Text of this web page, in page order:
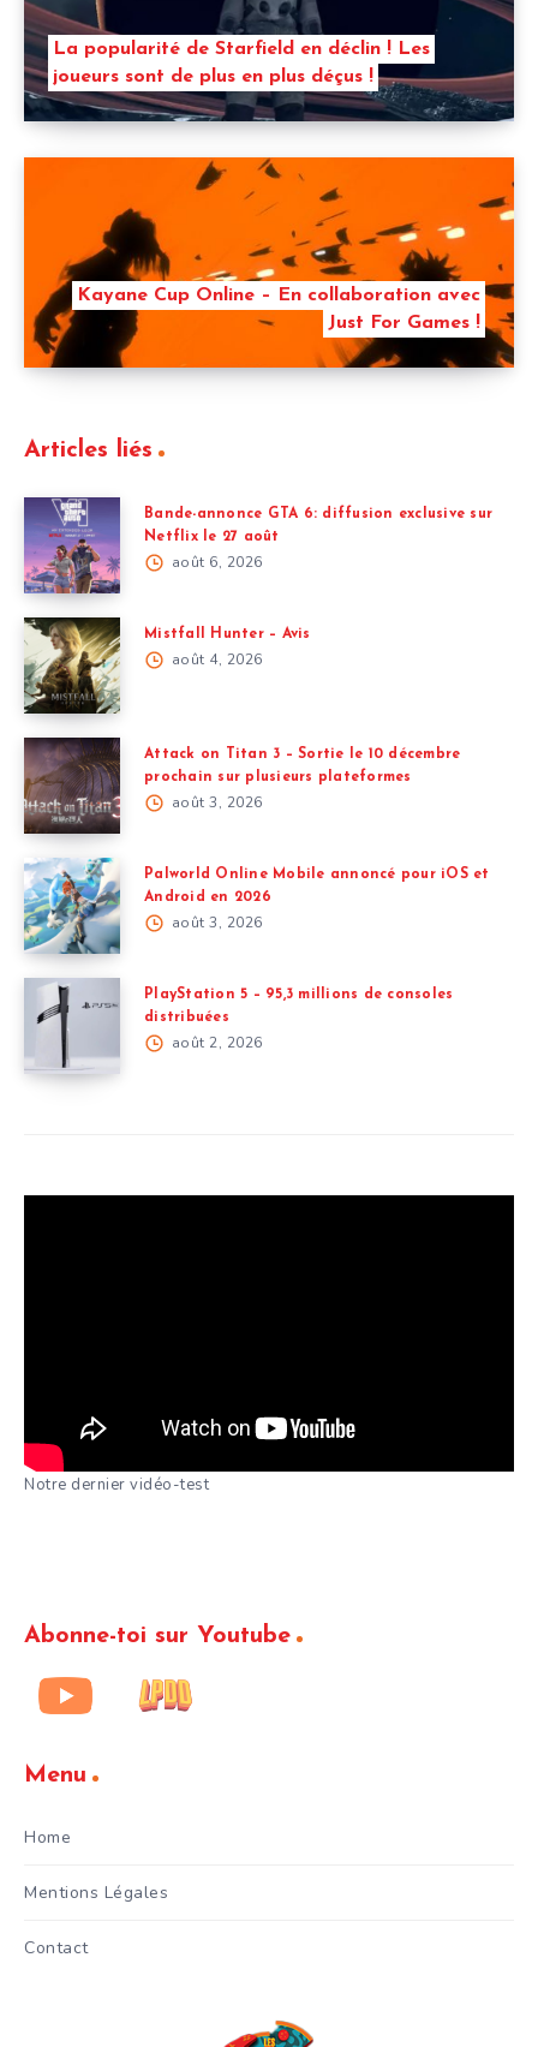
La popularité de Starfield en déclin ! Les
joueurs sont de plus en plus déçus !
Kayane Cup Online – En collaboration avec
Just For Games !
Articles liés
Bande-annonce GTA 6: diffusion exclusive sur
Netflix le 27 août
août 6, 2026
Mistfall Hunter – Avis
août 4, 2026
Attack on Titan 3 – Sortie le 10 décembre
prochain sur plusieurs plateformes
août 3, 2026
Palworld Online Mobile annoncé pour iOS et
Android en 2026
août 3, 2026
PlayStation 5 – 95,3 millions de consoles
distribuées
août 2, 2026
Notre dernier vidéo-test
Abonne-toi sur Youtube
Menu
Home
Mentions Légales
Contact